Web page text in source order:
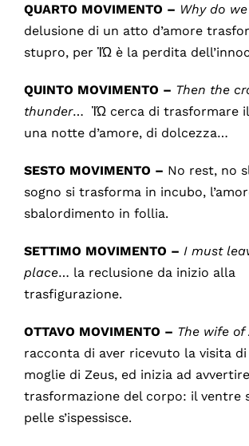
QUARTO MOVIMENTO – Why do
delusione di un atto d’amore
stupro, per ἸΏ è la perdita
QUINTO MOVIMENTO – Then the
thunder… ἸΏ cerca di trasformare
una notte d’amore, di dolcezza…
SESTO MOVIMENTO – No rest, no
sogno si trasforma in incubo,
sbalordimento in follia.
SETTIMO MOVIMENTO – I must
place… la reclusione da inizio alla
trasfigurazione.
OTTAVO MOVIMENTO – The wife of
racconta di aver ricevuto la visita di
moglie di Zeus, ed inizia ad
trasformazione del corpo: il ventre
pelle s’ispessisce.